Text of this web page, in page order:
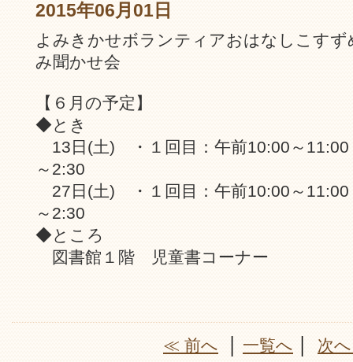
2015年06月01日
よみきかせボランティアおはなしこす
み聞かせ会
【６月の予定】
◆とき
13日(土) ・１回目：午前10:00～
～2:30
27日(土) ・１回目：午前10:00～
～2:30
◆ところ
図書館１階 児童書コーナー
≪ 前へ 一覧へ 次